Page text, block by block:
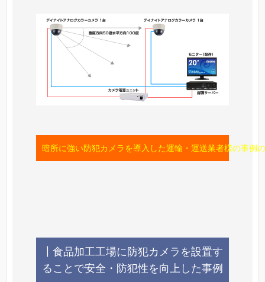
暗所に強い防犯カメラを導入した運輸・運送業者様の事例
┃食品加工工場に防犯カメラを設置す
ることで安全・防犯性を向上した事例